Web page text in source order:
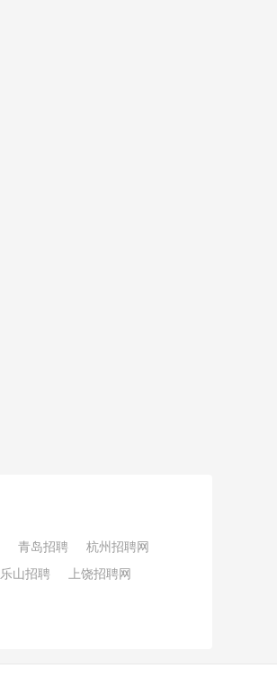
青岛招聘
杭州招聘网
乐山招聘 上饶招聘网